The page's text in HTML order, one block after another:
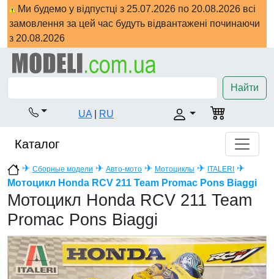
Ми будемо у відпустці з 25.07.2026 по 20.08.2026 всі
замовлення за цей час будуть відвантажені починаючи
з 20.08.2026
Найти
UA RU
Каталог
✈ Сборные модели ✈ Авто-мото ✈ Мотоциклы ✈ ITALERI
✈
Мотоцикл Honda RCV 211 Team Promac Pons Biaggi
Мотоцикл Honda RCV 211 Team
Promac Pons Biaggi